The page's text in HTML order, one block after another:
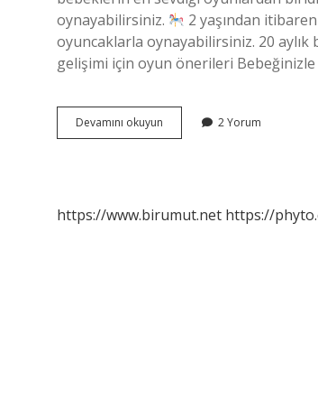
oynayabilirsiniz.
2 yaşından
oyuncaklarla oynayabilirsiniz. 20
gelişimi için oyun önerileri
Devamını okuyun Bebeğimle
Hangi
2 Yorum
https://www.birumut.net https://